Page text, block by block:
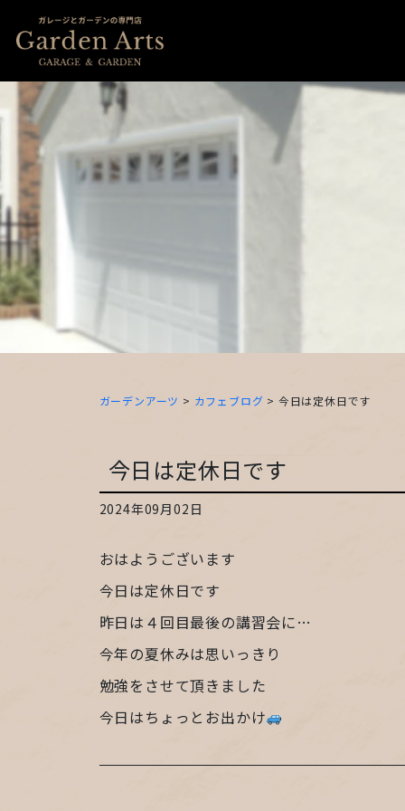
ガーデンアーツ > カフェブログ > 今日は定休日です
今日は定休日です
2024年09月02日
おはようございます
今日は定休日です
昨日は４回目最後の講習会に…
今年の夏休みは思いっきり
勉強をさせて頂きました
今日はちょっとお出かけ